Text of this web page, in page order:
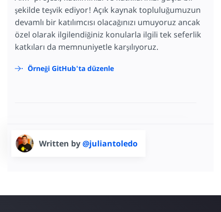
şekilde teşvik ediyor! Açık kaynak topluluğumuzun
devamlı bir katılımcısı olacağınızı umuyoruz ancak
özel olarak ilgilendiğiniz konularla ilgili tek seferlik
katkıları da memnuniyetle karşılıyoruz.
Örneği GitHub'ta düzenle
Written by@juliantoledo